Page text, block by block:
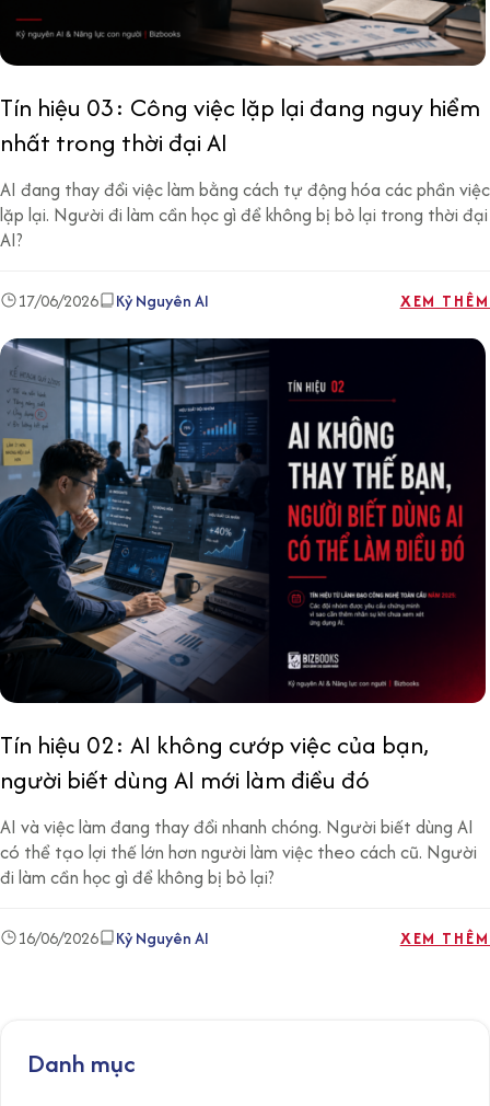
Danh mục
Tín hiệu 03: Công việc lặp lại đang nguy hiểm
nhất trong thời đại AI
AI đang thay đổi việc làm bằng cách tự động hóa các phần việc
lặp lại. Người đi làm cần học gì để không bị bỏ lại trong thời đại
AI?
17/06/2026 Kỷ Nguyên AI XEM THÊM
Tín hiệu 02: AI không cướp việc của bạn,
người biết dùng AI mới làm điều đó
AI và việc làm đang thay đổi nhanh chóng. Người biết dùng AI
có thể tạo lợi thế lớn hơn người làm việc theo cách cũ. Người
đi làm cần học gì để không bị bỏ lại?
16/06/2026 Kỷ Nguyên AI XEM THÊM